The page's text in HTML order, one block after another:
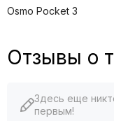
Osmo Pocket 3
Отзывы о
Здесь еще
первым!